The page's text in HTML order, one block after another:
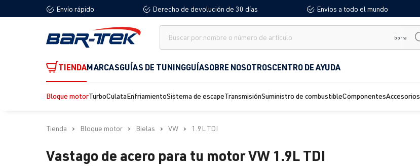
Saltar a la navegación principal
Envío rápido Derecho de devolución de 30 días Envíos a todo el mundo
borra
TIENDAMARCASGUÍAS DE TUNINGGUÍASOBRE NOSOTROSCENTRO DE AYUDA
Bloque motorTurboCulataEnfriamientoSistema de escapeTransmisiónSuministro de combustibleComponentesAccesorios
Tienda Bloque motor Bielas VW 1.9L TDI
Vastago de acero para tu motor VW 1.9L TDI